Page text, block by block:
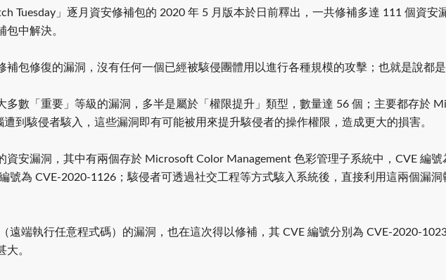
Tuesday」逐月資安修補包的 2020 年 5 月版本於日前釋出，一共修補多達 111 個資
中解決。
補包修復的漏洞，沒有任何一個已經被駭侵團體用以進行各種規模的攻擊；也就是說都是
多數「重要」等級的漏洞，多半是屬於「權限提升」類型，數量達 56 個；主要都存於
到駭侵者駭入，這些漏洞即有可能被用來提升駭侵者的操作權限，造成更大的損害。
資安漏洞，其中有兩個存於 Microsoft Color Management 色彩管理子系統中，CVE 編
號為 CVE-2020-1126；駭侵者可透過社交工程等方式駭入系統後，直接利用這兩個漏
遠端執行任意程式碼）的漏洞，也在這次得以修補，其 CVE 編號分別為 CVE-2020-
大。